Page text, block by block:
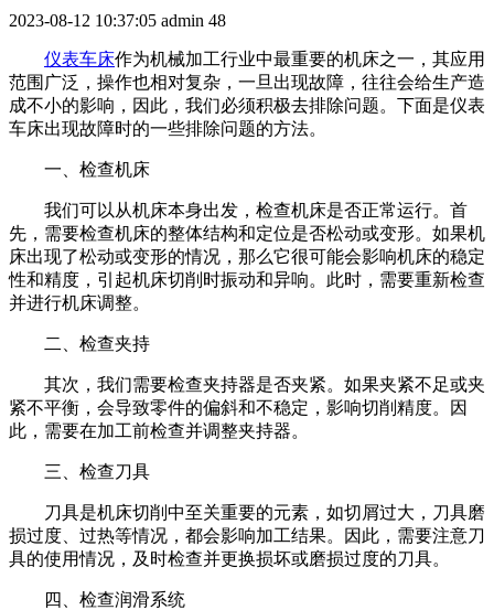
2023-08-12 10:37:05 admin 48
仪表车床作为机械加工行业中最重要的机床之一，其应用
范围广泛，操作也相对复杂，一旦出现故障，往往会给生产造
成不小的影响，因此，我们必须积极去排除问题。下面是仪表
车床出现故障时的一些排除问题的方法。
一、检查机床
我们可以从机床本身出发，检查机床是否正常运行。首
先，需要检查机床的整体结构和定位是否松动或变形。如果机
床出现了松动或变形的情况，那么它很可能会影响机床的稳定
性和精度，引起机床切削时振动和异响。此时，需要重新检查
并进行机床调整。
二、检查夹持
其次，我们需要检查夹持器是否夹紧。如果夹紧不足或夹
紧不平衡，会导致零件的偏斜和不稳定，影响切削精度。因
此，需要在加工前检查并调整夹持器。
三、检查刀具
刀具是机床切削中至关重要的元素，如切屑过大，刀具磨
损过度、过热等情况，都会影响加工结果。因此，需要注意刀
具的使用情况，及时检查并更换损坏或磨损过度的刀具。
四、检查润滑系统